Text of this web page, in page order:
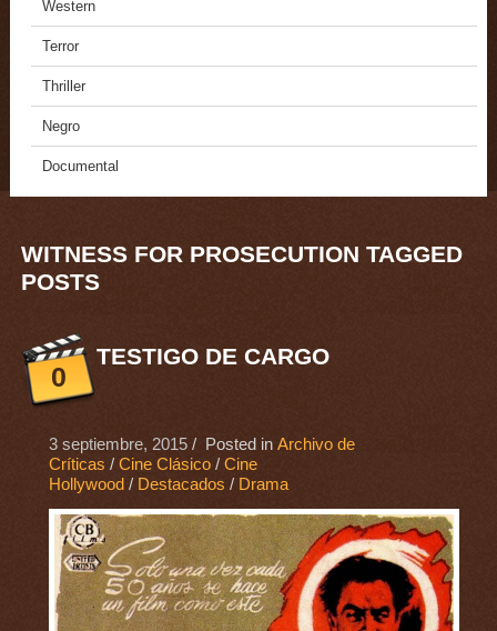
Western
Terror
Thriller
Negro
Documental
WITNESS FOR PROSECUTION TAGGED
POSTS
0
TESTIGO DE CARGO
3 septiembre, 2015/ Posted in Archivo de
Críticas / Cine Clásico/ Cine
Hollywood / Destacados / Drama